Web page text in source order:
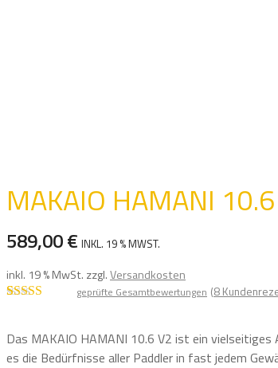
MAKAIO HAMANI
589,00€ INKL. 19 % MWST.
inkl. 19 % MwSt. zzgl.Versandkosten
basierend auf
Kundenbewe
rtungen
geprüfte Gesamtbewertungen (8
Das MAKAIO HAMANI 10.6 V2 ist ein
es die Bedürfnisse aller Paddler in fast jedem